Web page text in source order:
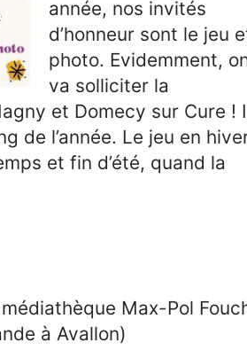
année, nos invités
d’honneur sont le jeu
photo. Evidemment,
va solliciter la
et Domecy sur Cure !
de l’année. Le jeu en
et fin d’été, quand la
Max-Pol
à Avallon)